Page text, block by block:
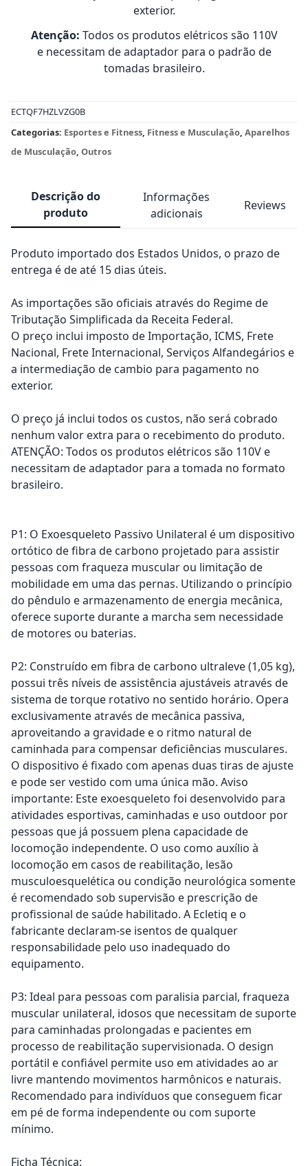
exterior.
Atenção: Todos os produtos elétricos são 110V
e necessitam de adaptador para o padrão de
tomadas brasileiro.
ECTQF7HZLVZG0B
Categorias: Esportes e Fitness, Fitness e Musculação, Aparelhos
de Musculação, Outros
Descrição do
produto
Informações
adicionais
Reviews
Produto importado dos Estados Unidos, o prazo de
entrega é de até 15 dias úteis.
As importações são oficiais através do Regime de
Tributação Simplificada da Receita Federal.
O preço inclui imposto de Importação, ICMS, Frete
Nacional, Frete Internacional, Serviços Alfandegários e
a intermediação de cambio para pagamento no
exterior.
O preço já inclui todos os custos, não será cobrado
nenhum valor extra para o recebimento do produto.
ATENÇÃO: Todos os produtos elétricos são 110V e
necessitam de adaptador para a tomada no formato
brasileiro.
P1: O Exoesqueleto Passivo Unilateral é um dispositivo
ortótico de fibra de carbono projetado para assistir
pessoas com fraqueza muscular ou limitação de
mobilidade em uma das pernas. Utilizando o princípio
do pêndulo e armazenamento de energia mecânica,
oferece suporte durante a marcha sem necessidade
de motores ou baterias.
P2: Construído em fibra de carbono ultraleve (1,05 kg),
possui três níveis de assistência ajustáveis através de
sistema de torque rotativo no sentido horário. Opera
exclusivamente através de mecânica passiva,
aproveitando a gravidade e o ritmo natural de
caminhada para compensar deficiências musculares.
O dispositivo é fixado com apenas duas tiras de ajuste
e pode ser vestido com uma única mão. Aviso
importante: Este exoesqueleto foi desenvolvido para
atividades esportivas, caminhadas e uso outdoor por
pessoas que já possuem plena capacidade de
locomoção independente. O uso como auxílio à
locomoção em casos de reabilitação, lesão
musculoesquelética ou condição neurológica somente
é recomendado sob supervisão e prescrição de
profissional de saúde habilitado. A Ecletiq e o
fabricante declaram-se isentos de qualquer
responsabilidade pelo uso inadequado do
equipamento.
P3: Ideal para pessoas com paralisia parcial, fraqueza
muscular unilateral, idosos que necessitam de suporte
para caminhadas prolongadas e pacientes em
processo de reabilitação supervisionada. O design
portátil e confiável permite uso em atividades ao ar
livre mantendo movimentos harmônicos e naturais.
Recomendado para indivíduos que conseguem ficar
em pé de forma independente ou com suporte
mínimo.
Ficha Técnica: